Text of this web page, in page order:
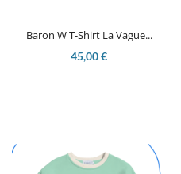
Baron W T-Shirt La Vague...
45,00 €